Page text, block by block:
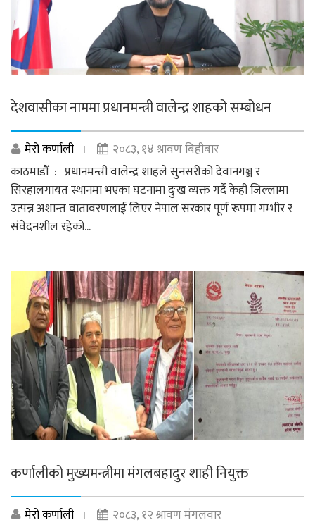
देशवासीका नाममा प्रधानमन्त्री वालेन्द्र शाहको सम्बोधन
मेरो कर्णाली
२०८३, १४ श्रावण बिहीबार
काठमाडौँ : प्रधानमन्त्री वालेन्द्र शाहले सुनसरीको देवानगञ्ज र
सिरहालगायत स्थानमा भएका घटनामा दुःख व्यक्त गर्दै केही जिल्लामा
उत्पन्न अशान्त वातावरणलाई लिएर नेपाल सरकार पूर्ण रूपमा गम्भीर र
संवेदनशील रहेको...
कर्णालीको मुख्यमन्त्रीमा मंगलबहादुर शाही नियुक्त
मेरो कर्णाली
२०८३, १२ श्रावण मंगलवार